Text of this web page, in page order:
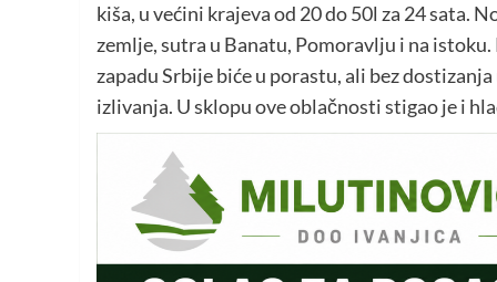
kiša, u većini krajeva od 20 do 50l za 24 sata.
zemlje, sutra u Banatu, Pomoravlju i na
zapadu Srbije biće u porastu, ali bez
izlivanja. U sklopu ove oblačnosti stigao je i